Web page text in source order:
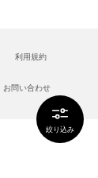
絞り込み
利用規約
お問い合わせ